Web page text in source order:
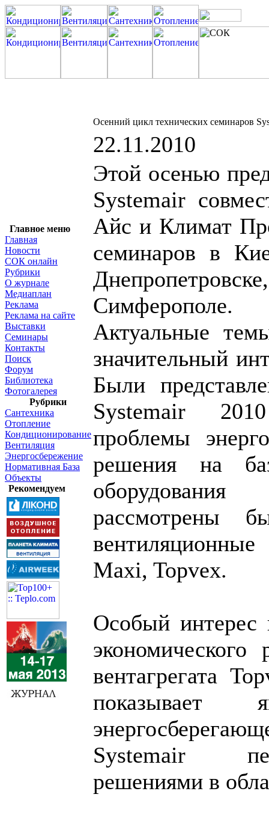
Главное меню
Главная
Новости
СОК онлайн
Рубрики
О журнале
Медиаплан
Реклама
Реклама на сайте
Выставки
Семинары
Контакты
Поиск
Форум
Библиотека
Фотогалерея
Рубрики
Сантехника
Отопление
Кондиционирование
Вентиляция
Энергосбережение
Нормативная База
Объекты
Рекомендуем
Осенний цикл технических семинаров
22.11.2010
Этой осенью
Systemair
Айс и Климат
семинаров в
Симферополе.
Актуальные
значительный
Были
Systemair
проблемы
решения на
рассмотрены
Maxi, Topvex.
Особый интерес
экономического
вентагрегата
показывает
Systemair
решениями в